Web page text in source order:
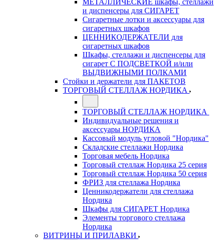
МЕТАЛЛИЧЕСКИЕ шкафы, стеллажи
и диспенсеры для СИГАРЕТ
Сигаретные лотки и аксессуары для
сигаретных шкафов
ЦЕННИКОДЕРЖАТЕЛИ для
сигаретных шкафов
Шкафы, стеллажи и диспенсеры для
сигарет С ПОДСВЕТКОЙ и/или
ВЫДВИЖНЫМИ ПОЛКАМИ
Стойки и держатели для ПАКЕТОВ
ТОРГОВЫЙ СТЕЛЛАЖ НОРДИКА
ТОРГОВЫЙ СТЕЛЛАЖ НОРДИКА
Индивидуальные решения и
аксессуары НОРДИКА
Кассовый модуль угловой "Нордика"
Складские стеллажи Нордика
Торговая мебель Нордика
Торговый стеллаж Нордика 25 серия
Торговый стеллаж Нордика 50 серия
ФРИЗ для стеллажа Нордика
Ценникодержатели для стеллажа
Нордика
Шкафы для СИГАРЕТ Нордика
Элементы торгового стеллажа
Нордика
ВИТРИНЫ И ПРИЛАВКИ